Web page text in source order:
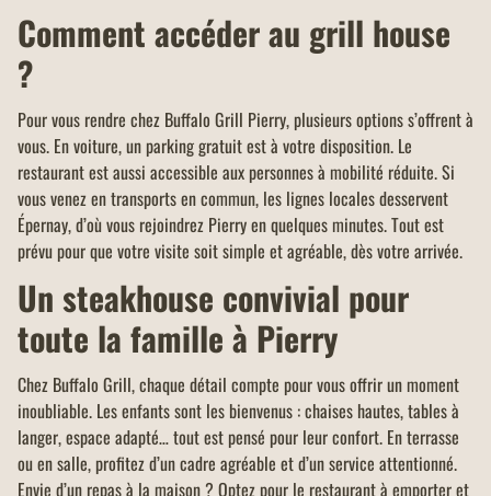
Comment accéder au grill house
?
Pour vous rendre chez Buffalo Grill Pierry, plusieurs options s’offrent à
vous. En voiture, un parking gratuit est à votre disposition. Le
restaurant est aussi accessible aux personnes à mobilité réduite. Si
vous venez en transports en commun, les lignes locales desservent
Épernay, d’où vous rejoindrez Pierry en quelques minutes. Tout est
prévu pour que votre visite soit simple et agréable, dès votre arrivée.
Un steakhouse convivial pour
toute la famille à Pierry
Chez Buffalo Grill, chaque détail compte pour vous offrir un moment
inoubliable. Les enfants sont les bienvenus : chaises hautes, tables à
langer, espace adapté… tout est pensé pour leur confort. En terrasse
ou en salle, profitez d’un cadre agréable et d’un service attentionné.
Envie d’un repas à la maison ? Optez pour le restaurant à emporteret